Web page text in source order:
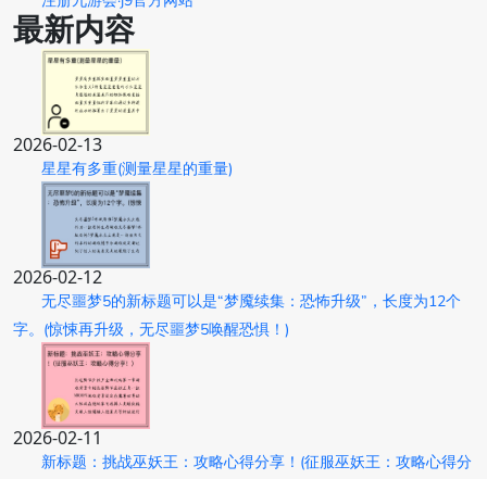
最新内容
2026-02-13
星星有多重(测量星星的重量)
2026-02-12
无尽噩梦5的新标题可以是“梦魇续集：恐怖升级”，长度为12个
字。(惊悚再升级，无尽噩梦5唤醒恐惧！)
2026-02-11
新标题：挑战巫妖王：攻略心得分享！(征服巫妖王：攻略心得分